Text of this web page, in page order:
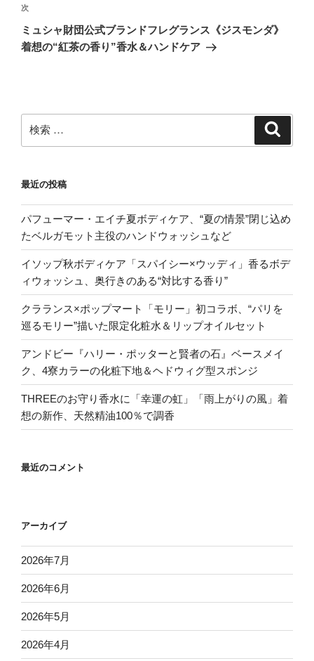
ゲ
ー
シ
稿
次
の
投
次
ミュシャ財団公式ブランドフレグランス《ジスモンダ》
着想の“紅茶の香り”香水＆ハンドケア
検
索:
最近の投稿
パフューマー・エイチ夏ボディケア、“夏の情景”閉じ込め
たベルガモット主役のハンドウォッシュなど
イソップ秋ボディケア「スパイシー×ウッディ」香るボデ
ィウォッシュ、奥行きのある“対比する香り”
クラランス×ポップマート「モリー」初コラボ、“パリを
巡るモリー”描いた限定化粧水＆リップオイルセット
アンドビー『ハリー・ポッターと賢者の石』ベースメイ
ク、4寮カラーの化粧下地＆ヘドウィグ型スポンジ
THREEのお守り香水に「幸運の虹」「雨上がりの風」着
想の新作、天然精油100％で調香
最近のコメント
アーカイブ
2026年7月
2026年6月
2026年5月
2026年4月